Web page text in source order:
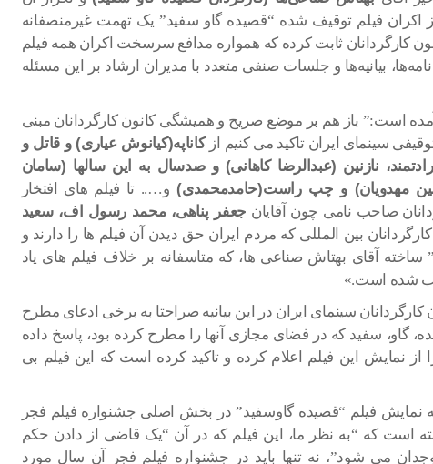
اکران فیلم توقیف شده “قصیده گاو سفید” یک‌ تهمت غیرمنصفانه
کارگردانان ثابت کرده که همواره مدافع سرسخت اکران همه فیلم
بیانیه‌ها و جلسات صنفی متعدد با مدیران ارشاد بر این مسئله
است:” باز هم بر موضع صریح و همیشگی کانون کارگردانان مبنی
سینمای ایران تاکید می کنیم از کاناپه(کیانوش عیاری) و قاتل و
نازنین (عبدالرضا کاهانی) و صدسال به این سالها (سامان
مهدویان) و چپ راست(حامدمحمدی) و….. تا فیلم های افتخار
صاحب نامی چون آقایان جعفر پناهی، محمد رسول اف، سعید
کارگردانان بین المللی که مردم ایران حق دیدن آن فیلم ها را دارند و
آقای بهتاش صناعی ها، که متاسفانه بر خلاف فیلم های یاد
شده است.»
سینمای ایران در این بیانیه صراحتا به برخی ادعای مطرح
گاو، سفید که در فضای مجازی آنها را مطرح کرده بود، پاسخ داده
نمایش این فیلم اعلام کرده و تاکید کرده است که این فیلم بی
به نمایش فیلم “قصیده گاوسفید” در بخش اصلی جشنواره فیلم فجر
و نوشته است که “به نظر ما، این فیلم که در آن “یک قاضی از دادن حکم
می شود”، نه تنها باید در جشنواره فیلم فجر آن سال مورد